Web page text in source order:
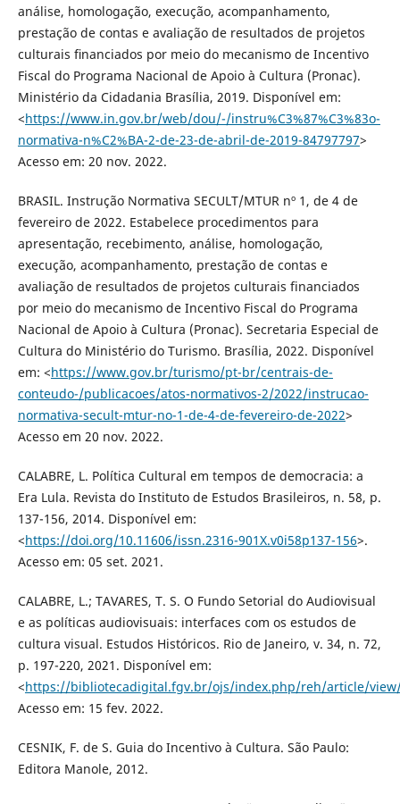
análise, homologação, execução, acompanhamento,
prestação de contas e avaliação de resultados de projetos
culturais ﬁnanciados por meio do mecanismo de Incentivo
Fiscal do Programa Nacional de Apoio à Cultura (Pronac).
Ministério da Cidadania Brasília, 2019. Disponível em:
<https://www.in.gov.br/web/dou/-/instru%C3%87%C3%83o-
normativa-n%C2%BA-2-de-23-de-abril-de-2019-84797797>
Acesso em: 20 nov. 2022.
BRASIL. Instrução Normativa SECULT/MTUR nº 1, de 4 de
fevereiro de 2022. Estabelece procedimentos para
apresentação, recebimento, análise, homologação,
execução, acompanhamento, prestação de contas e
avaliação de resultados de projetos culturais financiados
por meio do mecanismo de Incentivo Fiscal do Programa
Nacional de Apoio à Cultura (Pronac). Secretaria Especial de
Cultura do Ministério do Turismo. Brasília, 2022. Disponível
em: <https://www.gov.br/turismo/pt-br/centrais-de-
conteudo-/publicacoes/atos-normativos-2/2022/instrucao-
normativa-secult-mtur-no-1-de-4-de-fevereiro-de-2022>
Acesso em 20 nov. 2022.
CALABRE, L. Política Cultural em tempos de democracia: a
Era Lula. Revista do Instituto de Estudos Brasileiros, n. 58, p.
137-156, 2014. Disponível em:
<https://doi.org/10.11606/issn.2316-901X.v0i58p137-156>.
Acesso em: 05 set. 2021.
CALABRE, L.; TAVARES, T. S. O Fundo Setorial do Audiovisual
e as políticas audiovisuais: interfaces com os estudos de
cultura visual. Estudos Históricos. Rio de Janeiro, v. 34, n. 72,
p. 197-220, 2021. Disponível em:
<https://bibliotecadigital.fgv.br/ojs/index.php/reh/article/
Acesso em: 15 fev. 2022.
CESNIK, F. de S. Guia do Incentivo à Cultura. São Paulo:
Editora Manole, 2012.